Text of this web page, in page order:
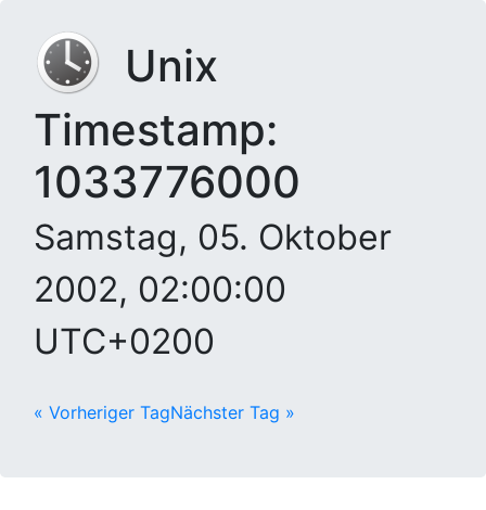
Unix
Timestamp:
1033776000
Samstag, 05. Oktober
2002, 02:00:00
UTC+0200
« Vorheriger TagNächster Tag »